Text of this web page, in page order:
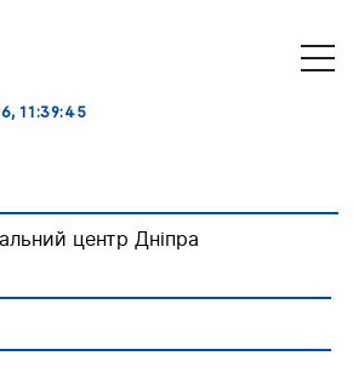
, 11:39:47
центр Дніпра